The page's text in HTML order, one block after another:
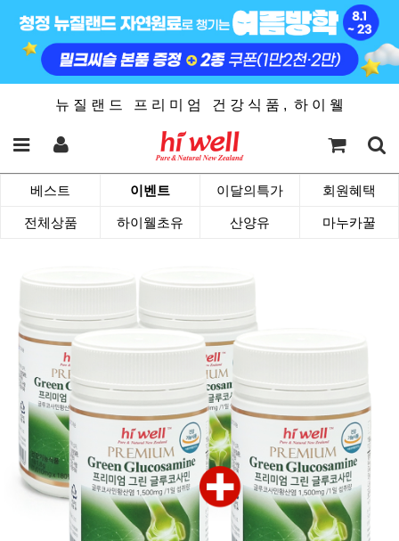
뉴 질 랜 드 프 리 미 엄 건 강 식 품 , 하 이 웰
베스트 이벤트 이달의특가 회원혜택
전체상품 하이웰초유 산양유 마누카꿀